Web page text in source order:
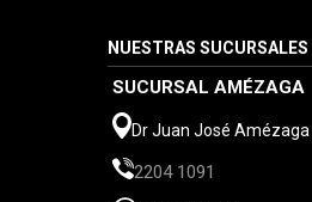
NUESTRAS SUCURSALES
SUCURSAL AMÉZAGA
Dr Juan José
2204 1091